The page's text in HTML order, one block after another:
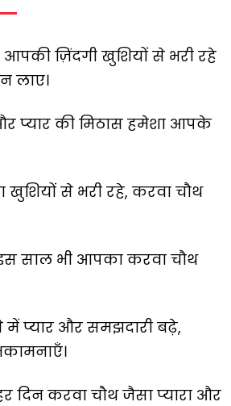
ज़िंदगी खुशियों से भरी रहे
लाए।
प्यार की मिठास हमेशा आपके
खुशियों से भरी रहे, करवा चौथ
साल भी आपका करवा चौथ
में प्यार और समझदारी बढ़े,
दिन करवा चौथ जैसा प्यारा और